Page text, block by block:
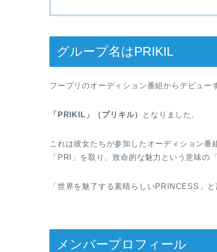
グループ名はPRIKIL
フープリのオーディション番組からデビュー
「PRIKIL」（プリキル） となりました。
これは彼女たちが参加したオーディション
「PRI」を取り、致命的な魅力という意味
「世界を魅了する素晴らしいPRINCESS」
メンバープロフィール